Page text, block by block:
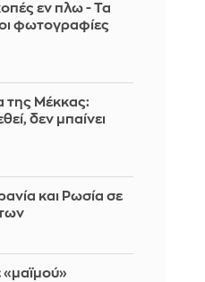
εν πλω - Τα
φωτογραφίες
της Μέκκας:
δεν μπαίνει
και Ρωσία σε